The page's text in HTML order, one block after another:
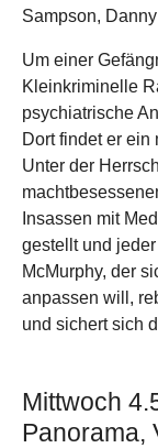
Sampson,
Um einer
Kleinkriminelle
psychiatrische
Dort findet er ein
Unter der
Insassen mit
gestellt und
McMurphy, der
anpassen will,
und sichert sich
Mittwoch
Panorama,